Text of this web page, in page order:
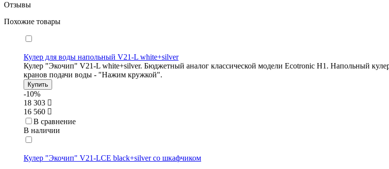
Отзывы
Похожие товары
Кулер для воды напольный V21-L white+silver
Кулер "Экочип" V21-L white+silver. Бюджетный аналог классической модели Ecotronic Н1. Напольный
кранов подачи воды - "Нажим кружкой".
Купить
-10%
18 303
16 560
В сравнение
В наличии
Кулер "Экочип" V21-LCE black+silver со шкафчиком